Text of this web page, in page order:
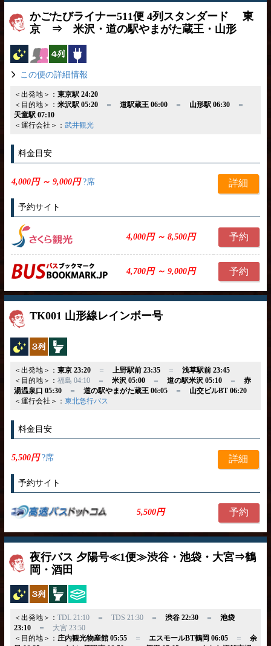
かごたびライナー511便 4列スタンダード 東
京 ⇒ 米沢・道の駅やまがた蔵王・山形
夜行バス女性安心
横4列
この便の詳細情報
＜出発地＞： 東京駅 24:20
＜目的地＞： 米沢駅 05:20＝ 道駅蔵王 06:00＝ 山形駅 06:30＝
天童駅 07:10
＜運行会社＞： 武井観光
料金目安
4,000円 ～ 9,000円?席 詳細
予約サイト
4,000円 ～ 8,500円 予約
4,700円 ～ 9,000円 予約
TK001 山形線レインボー号
夜行バス独立3列
＜出発地＞： 東京 23:20＝ 上野駅前 23:35＝ 浅草駅前 23:45
＜目的地＞： 福島 04:10 ＝ 米沢 05:00＝ 道の駅米沢 05:10＝ 赤
湯温泉口 05:30＝ 道の駅やまがた蔵王 06:05＝
山交ビルBT 06:20
＜運行会社＞： 東北急行バス
料金目安
5,500円?席 詳細
予約サイト
5,500円 予約
夜行バス 夕陽号≪1便≫渋谷・池袋・大宮⇒鶴
岡・酒田
夜行バス独立3列トイレ付
＜出発地＞： TDL 21:10 ＝ TDS 21:30 ＝ 渋谷 22:30＝ 池袋
23:10＝ 大宮 23:50
＜目的地＞： 庄内観光物産館 05:55＝ エスモールBT鶴岡 06:05＝ 余